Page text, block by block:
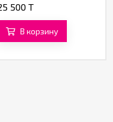
500 T
В корзину